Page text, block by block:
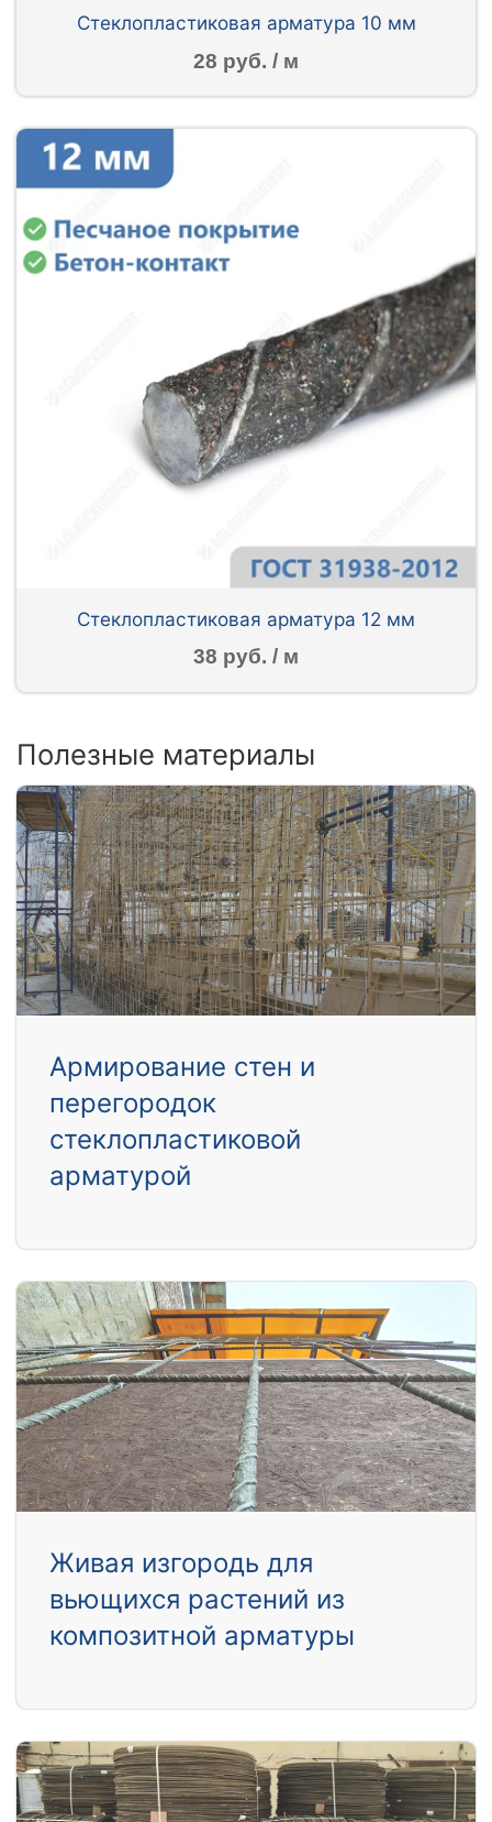
Стеклопластиковая арматура 10 мм
28 руб. / м
Стеклопластиковая арматура 12 мм
38 руб. / м
Полезные материалы
Армирование стен и
перегородок
стеклопластиковой
арматурой
Живая изгородь для
вьющихся растений из
композитной арматуры